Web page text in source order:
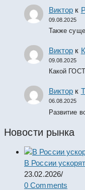
Виктор к
09.08.2025
Также
Виктор к
09.08.2025
Какой
Виктор к
06.08.2025
Развитие
Новости рынка
В России
23.02.2026/
0 Comments